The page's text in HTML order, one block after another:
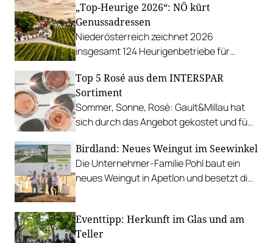
„Top-Heurige 2026“: NÖ kürt
Genussadressen
Niederösterreich zeichnet 2026
insgesamt 124 Heurigenbetriebe für
Top 5 Rosé aus dem INTERSPAR
Sortiment
Sommer, Sonne, Rosé: Gault&Millau hat
sich durch das Angebot gekostet und fünf
Birdland: Neues Weingut im Seewinkel
Die Unternehmer-Familie Pohl baut ein
neues Weingut in Apetlon und besetzt die
Eventtipp: Herkunft im Glas und am
Teller